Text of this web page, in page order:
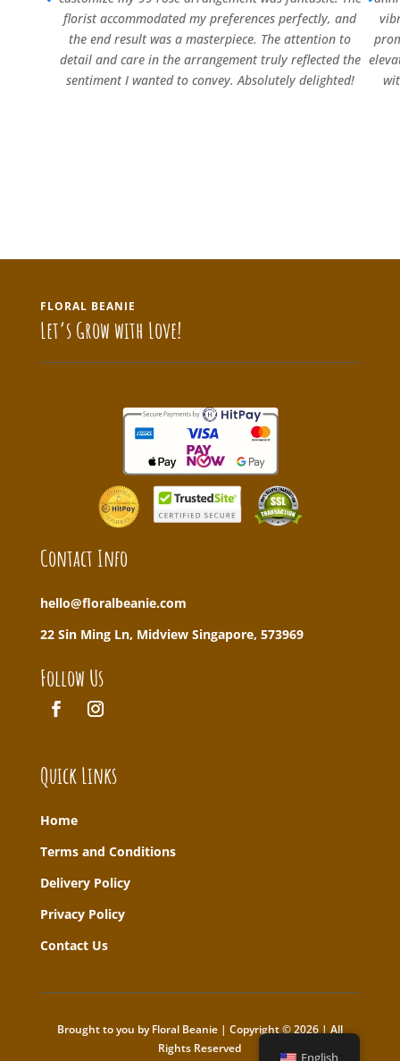
florist accommodated my preferences perfectly, and
the end result was a masterpiece. The attention to
detail and care in the arrangement truly reflected the
sentiment I wanted to convey. Absolutely delighted!
FLORAL BEANIE
Let’s Grow with Love!
Contact Info
hello@floralbeanie.com
22 Sin Ming Ln, Midview Singapore, 573969
Follow Us
Quick Links
Home
Terms and Conditions
Delivery Policy
Privacy Policy
Contact Us
Brought to you by Floral Beanie | Copyright © 2026 | All
Rights Reserved
English